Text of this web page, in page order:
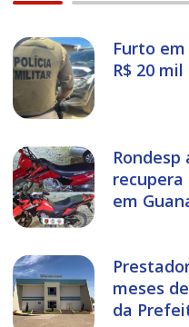
Furto
R$ 20
em
meses
da